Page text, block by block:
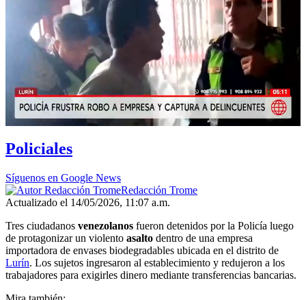
Policiales
Síguenos en Google News
Redacción Trome
Actualizado el 14/05/2026, 11:07 a.m.
Tres ciudadanos venezolanos fueron detenidos por la Policía luego
de protagonizar un violento asalto dentro de una empresa
importadora de envases biodegradables ubicada en el distrito de
Lurín. Los sujetos ingresaron al establecimiento y redujeron a los
trabajadores para exigirles dinero mediante transferencias bancarias.